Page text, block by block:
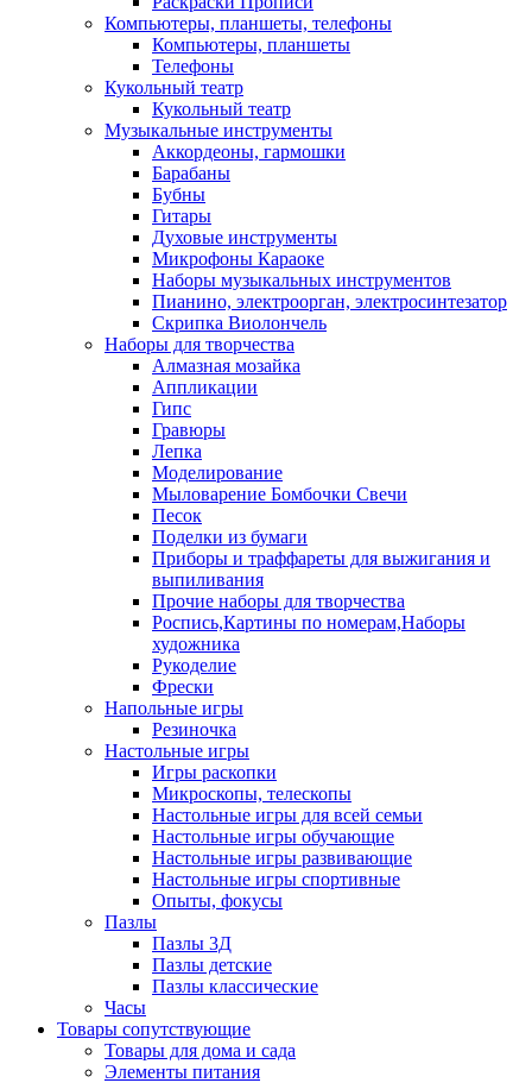
Компьютеры, планшеты, телефоны
Компьютеры, планшеты
Телефоны
Кукольный театр
Кукольный театр
Музыкальные инструменты
Аккордеоны, гармошки
Барабаны
Бубны
Гитары
Духовые инструменты
Микрофоны Караоке
Наборы музыкальных инструментов
Пианино, электроорган, электросинтезатор
Скрипка Виолончель
Наборы для творчества
Алмазная мозайка
Аппликации
Гипс
Гравюры
Лепка
Моделирование
Мыловарение Бомбочки Свечи
Песок
Поделки из бумаги
Приборы и траффареты для выжигания и
выпиливания
Прочие наборы для творчества
Роспись,Картины по номерам,Наборы
художника
Рукоделие
Фрески
Напольные игры
Резиночка
Настольные игры
Игры раскопки
Микроскопы, телескопы
Настольные игры для всей семьи
Настольные игры обучающие
Настольные игры развивающие
Настольные игры спортивные
Опыты, фокусы
Пазлы
Пазлы 3Д
Пазлы детские
Пазлы классические
Часы
Товары сопутствующие
Товары для дома и сада
Элементы питания